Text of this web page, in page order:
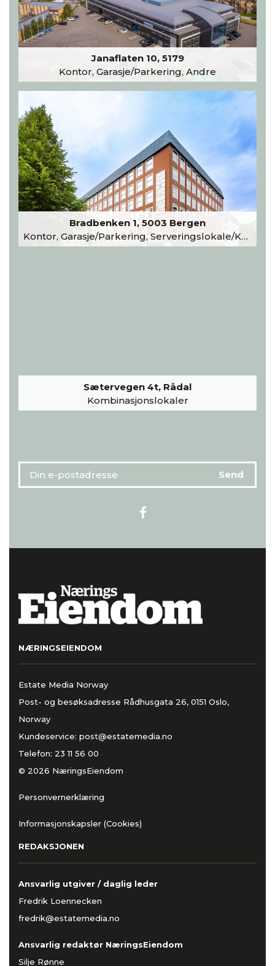
Janaflaten 10, 5179
Kontor, Garasje/Parkering, Andre
Bradbenken 1, 5003 Bergen
Kontor, Garasje/Parkering, Serveringslokale/Kantine, Undervisning/Arrangement
Sætervegen 4t, Rådal
Kombinasjonslokaler
NÆRINGSEIENDOM
Estate Media Norway
Post- og besøksadresse Rådhusgata 26, 0151 Oslo,
Norway
Kundeservice: post@estatemedia.no
Telefon: 23 11 56 00
© 2026 NæringsEiendom
Personvernerklæring
Informasjonskapsler (Cookies)
REDAKSJONEN
Ansvarlig utgiver / daglig leder
Fredrik Loennecken
fredrik@estatemedia.no
Ansvarlig redaktør NæringsEiendom
Silje Rønne